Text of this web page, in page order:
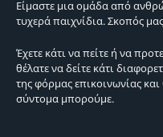
Είμαστε μια ομάδα από
τυχερά παιχνίδια. Σκοπός
Έχετε κάτι να πείτε ή να
θέλατε να δείτε κάτι
της φόρμας επικοινωνίας
σύντομα μπορούμε.